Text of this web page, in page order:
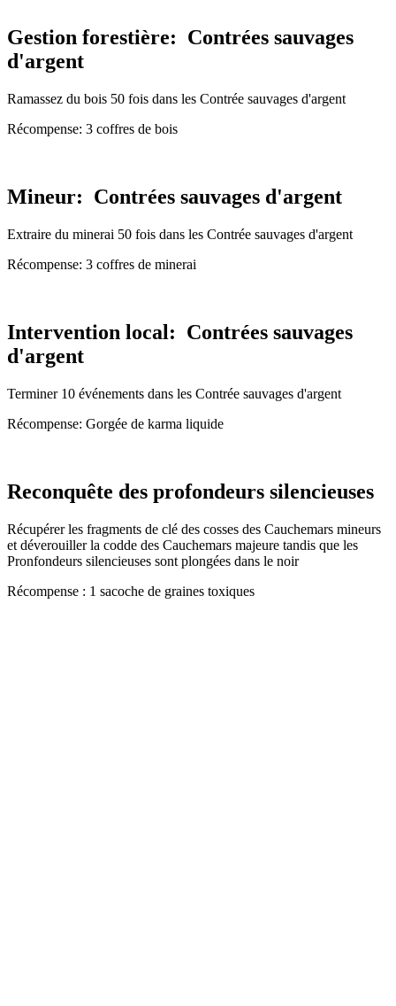
Gestion forestière: Contrées sauvages
d'argent
Ramassez du bois 50 fois dans les Contrée sauvages d'argent
Récompense: 3 coffres de bois
Mineur: Contrées sauvages d'argent
Extraire du minerai 50 fois dans les Contrée sauvages d'argent
Récompense: 3 coffres de minerai
Intervention local: Contrées sauvages
d'argent
Terminer 10 événements dans les Contrée sauvages d'argent
Récompense: Gorgée de karma liquide
Reconquête des profondeurs silencieuses
Récupérer les fragments de clé des cosses des Cauchemars mineurs
et déverouiller la codde des Cauchemars majeure tandis que les
Pronfondeurs silencieuses sont plongées dans le noir
Récompense : 1 sacoche de graines toxiques